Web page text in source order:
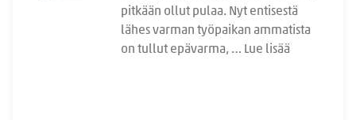
pitkään ollut pulaa. Nyt entisestä
lähes varman työpaikan ammatista
on tullut epävarma, … Lue lisää